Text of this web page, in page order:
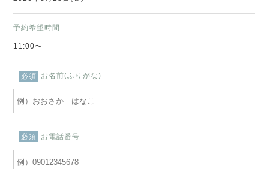
予約希望時間
11:00〜
必須 お名前(ふりがな)
必須 お電話番号